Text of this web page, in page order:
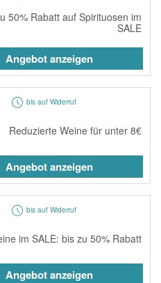
50% Rabatt auf Spirituosen im
SALE
Angebot anzeigen
bis auf Widerruf
Reduzierte Weine für unter 8€
Angebot anzeigen
bis auf Widerruf
im SALE: bis zu 50% Rabatt
Angebot anzeigen